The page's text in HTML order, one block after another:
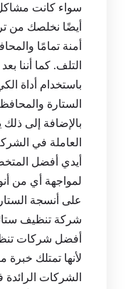
سواء كانت
أيضًا نخلصك من
أمنة تمامًا
التلف. كما أننا
باستخدام أداة
الستارة
بالإضافة إلى ذلك
العاملة في
أيدي أفضل
لمواجهة أي من
على أنسجة
شركة تنظيف
أفضل شركات
لأنها تمتلك
الشركات الرائدة